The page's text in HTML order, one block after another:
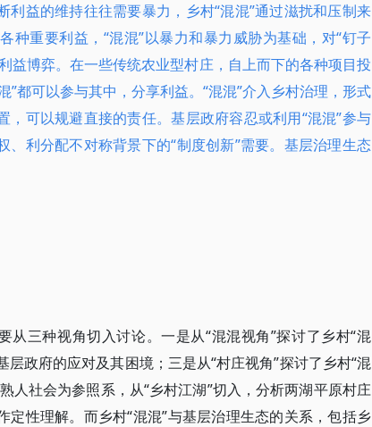
益的维持往往需要暴力，乡村“混混”通过滋扰和压制来
种重要利益，“混混”以暴力和暴力威胁为基础，对“钉子
益博弈。在一些传统农业型村庄，自上而下的各种项目投
”都可以参与其中，分享利益。“混混”介入乡村治理，形式
可以规避直接的责任。基层政府容忍或利用“混混”参与
利分配不对称背景下的“制度创新”需要。基层治理生态
从三种视角切入讨论。一是从“混混视角”探讨了乡村“混
层政府的应对及其困境；三是从“村庄视角”探讨了乡村“混
人社会为参照系，从“乡村江湖”切入，分析两湖平原村庄
性理解。而乡村“混混”与基层治理生态的关系，包括乡